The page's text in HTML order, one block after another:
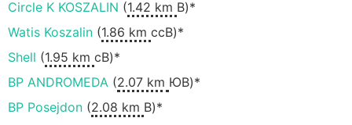
Circle K KOSZALIN (1.42 km В)*
Watis Koszalin (1.86 km ссВ)*
Shell (1.95 km сВ)*
BP ANDROMEDA (2.07 km ЮВ)*
BP Posejdon (2.08 km В)*